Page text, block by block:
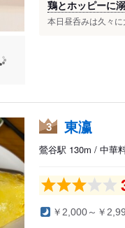
鶏とホッピーに
本日昼呑みは久々
3 東瀛
鶯谷駅 130m / 中華料
￥2,000～￥